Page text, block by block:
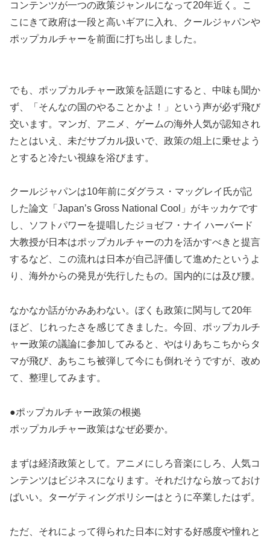
コンテンツが一つの政策ジャンルになって20年近く。こ
こにきて政府は一段と高いギアに入れ、クールジャパンや
ポップカルチャーを前面に打ち出しました。
でも、ポップカルチャー政策を話題にすると、中味も聞か
ず、「そんなの国のやることかよ！」という声が必ず飛び
交います。マンガ、アニメ、ゲームの海外人気が認知され
たとはいえ、未だサブカル扱いで、政策の俎上に乗せよう
とすると冷たい視線を浴びます。
クールジャパンは10年前にダグラス・マッグレイ氏が記
した論文「Japan’s Gross National Cool」がキッカケです
し、ソフトパワーを提唱したジョゼフ・ナイ ハーバード
大教授が日本はポップカルチャーの力を活かすべきと提言
するなど、この流れは日本が自己評価して進めたというよ
り、海外からの発見が先行したもの。国内的には及び腰。
なかなか話がかみあわない。ぼくも政策に関与して20年
ほど、じれったさを感じてきました。今回、ポップカルチ
ャー政策の議論に参加してみると、やはりあちこちからタ
マが飛び、あちこち被弾して今にも倒れそうですが、改め
て、整理してみます。
●ポップカルチャー政策の根拠
ポップカルチャー政策はなぜ必要か。
まずは経済政策として。アニメにしろ音楽にしろ、人気コ
ンテンツはビジネスになります。それだけなら放っておけ
ばいい。ターゲティングポリシーはとうに卒業したはず。
ただ、それによって得られた日本に対する好感度や憧れと